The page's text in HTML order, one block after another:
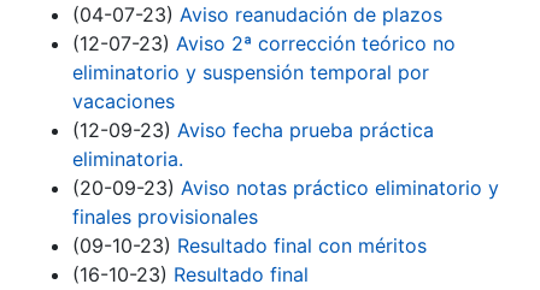
(04-07-23) Aviso reanudación de plazos
(12-07-23) Aviso 2ª corrección teórico no
eliminatorio y suspensión temporal por
vacaciones
(12-09-23) Aviso fecha prueba práctica
eliminatoria.
(20-09-23) Aviso notas práctico eliminatorio y
finales provisionales
(09-10-23) Resultado final con méritos
(16-10-23) Resultado final